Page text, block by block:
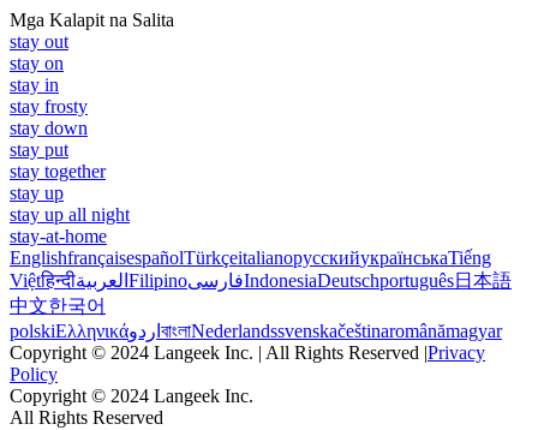
Mga Kalapit na Salita
stay out
stay on
stay in
stay frosty
stay down
stay put
stay together
stay up
stay up all night
stay-at-home
EnglishfrançaisespañolTürkçeitalianoрусскийукраїнськаTiếng
Việtहिन्दीالعربية FilipinoفارسیIndonesiaDeutschportuguês日本語
中文한국어
polskiΕλληνικάاردو বাংলাNederlandssvenskačeštinaromânămagyar
Copyright © 2024 Langeek Inc. | All Rights Reserved |Privacy
Policy
Copyright © 2024 Langeek Inc.
All Rights Reserved